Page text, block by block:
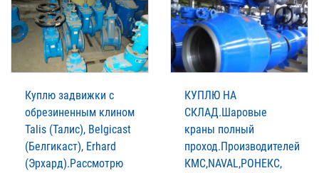
Куплю задвижки с
обрезиненным клином
Talis (Талис), Belgicast
(Белгикаст), Erhard
(Эрхард).Рассмотрю
КУПЛЮ НА
СКЛАД.Шаровые
краны полный
проход.Производителей
КМС,NAVAL,РОНЕКС,